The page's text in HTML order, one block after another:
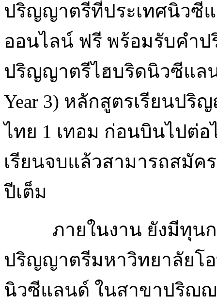
ปริญญาตรีที่ประเทศนิวซี
ออนไลน์ ฟรี พร้อมรับคำ
ปริญญาตรีไฮบริดนิวซีแลน
Year 3) หลักสูตรเรียนป
ไทย 1 เทอม ก่อนบินไปต่
เรียนจบแล้วสามารถสมัค
ปีเต็ม
ภายในงาน ยังมีทุน
ปริญญาตรีมหาวิทยาลัยโ
นิวซีแลนด์ ในสาขาปริญญ